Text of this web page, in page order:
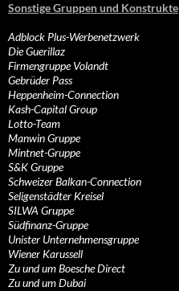
Sonstige Gruppen und Konstrukte
Adblock Plus-Werbenetzwerk
Die Guerillaz
Firmengruppe Volandt
Gebrüder Pass
Heppenheim-Connection
Kash-Capital Group
Lotto-Team
Manwin Gruppe
Mintnet-Gruppe
S&K Gruppe
Schweizer Balkan-Connection
Seligenstädter Kreisel
SILWA Gruppe
Südfinanz-Gruppe
Unister Unternehmensgruppe
Wiener Karussell
Zu und um Boesche Direct
Zu und um Dubai